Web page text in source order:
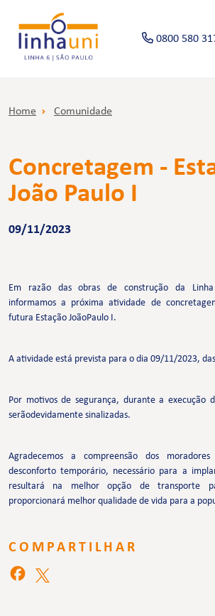
0800 580
Home Comunidade
Concretagem -
João Paulo I
09/11/2023
Em razão das obras de construção da
informamos a próxima atividade de
futura Estação JoãoPaulo I.
A atividade está prevista para o dia 09/11/2023,
Por motivos de segurança, durante a execução
serãodevidamente sinalizadas.
Agradecemos a compreensão dos
desconforto temporário, necessário para a
resultará na melhor opção de transporte
proporcionará melhor qualidade de vida para a
COMPARTILHAR